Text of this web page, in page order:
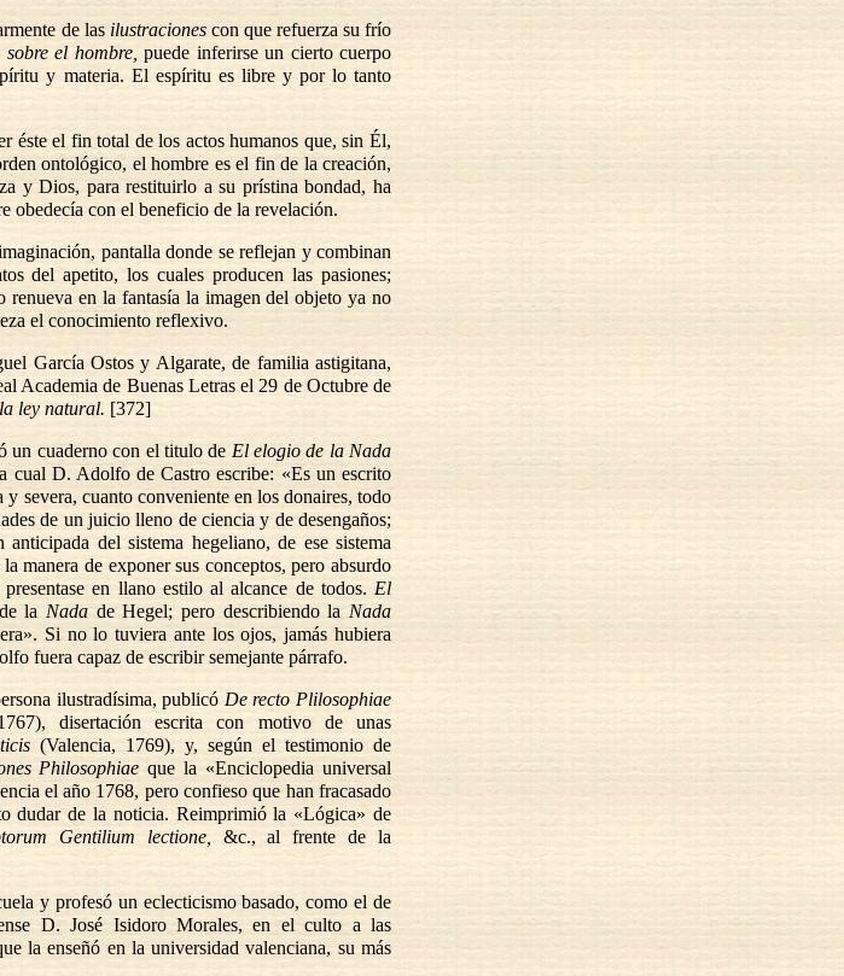
de las ilustracionescon que refuerza su frío
el hombre, puede inferirse un cierto cuerpo
y materia. El espíritu es libre y por lo tanto
éste el fin total de los actos humanos que, sin Él,
ontológico, el hombre es el fin de la creación,
y Dios, para restituirlo a su prístina bondad, ha
obedecía con el beneficio de la revelación.
pantalla donde se reflejan y combinan
del apetito, los cuales producen las pasiones;
renueva en la fantasía la imagen del objeto ya no
el conocimiento reflexivo.
García Ostos y Algarate, de familia astigitana,
Academia de Buenas Letras el 29 de Octubre de
ley natural. [372]
un cuaderno con el titulo de El elogio de la Nada
cual D. Adolfo de Castro escribe: «Es un escrito
severa, cuanto conveniente en los donaires, todo
de un juicio lleno de ciencia y de desengaños;
del sistema hegeliano, de ese sistema
manera de exponer sus conceptos, pero absurdo
en llano estilo al alcance de todos. El
la Nada de Hegel; pero describiendo la Nada
Si no lo tuviera ante los ojos, jamás hubiera
fuera capaz de escribir semejante párrafo.
ilustradísima, publicó De recto Plilosophiae
disertación escrita con motivo de unas
(Valencia, 1769), y, según el testimonio de
Philosophiae que la «Enciclopedia universal
el año 1768, pero confieso que han fracasado
dudar de la noticia. Reimprimió la «Lógica» de
Gentilium lectione,
&c., al frente de la
y profesó un eclecticismo basado, como el de
D. José Isidoro Morales, en el culto a las
la enseñó en la universidad valenciana, su más